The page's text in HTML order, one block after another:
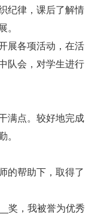
纪律，课后了解情
。
展各项活动，在活
队会，对学生进行
满点。较好地完成
。
的帮助下，取得了
奖，我被誉为优秀